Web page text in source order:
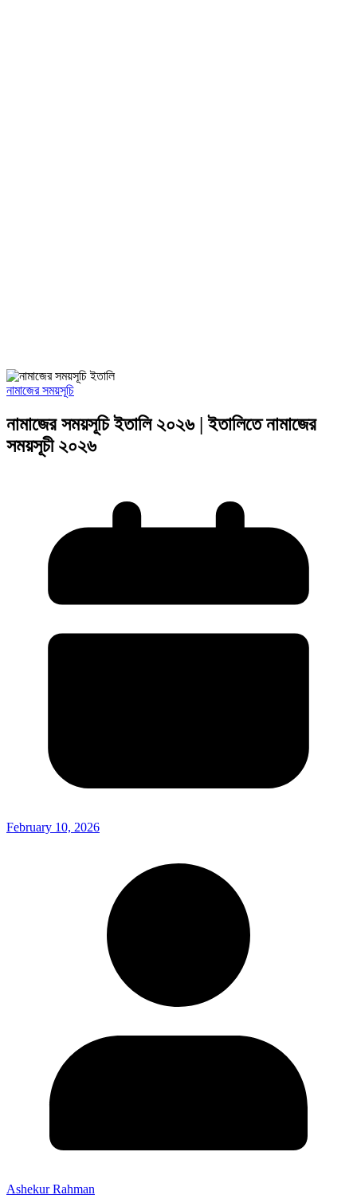
নামাজের সময়সূচি
নামাজের সময়সূচি ইতালি ২০২৬ | ইতালিতে নামাজের
সময়সূচী ২০২৬
February 10, 2026
Ashekur Rahman